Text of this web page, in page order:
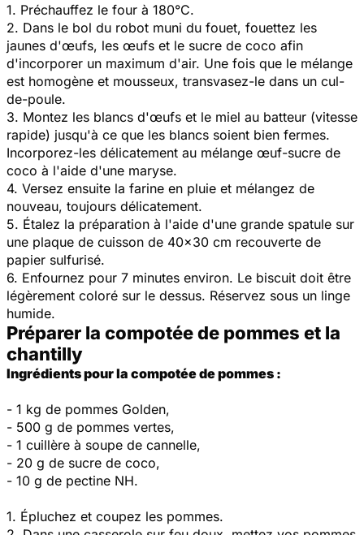
1. Préchauffez le four à 180°C.
2. Dans le bol du robot muni du fouet, fouettez les
jaunes d'œufs, les œufs et le sucre de coco afin
d'incorporer un maximum d'air. Une fois que le mélange
est homogène et mousseux, transvasez-le dans un cul-
de-poule.
3. Montez les blancs d'œufs et le miel au batteur (vitesse
rapide) jusqu'à ce que les blancs soient bien fermes.
Incorporez-les délicatement au mélange œuf-sucre de
coco à l'aide d'une maryse.
4. Versez ensuite la farine en pluie et mélangez de
nouveau, toujours délicatement.
5. Étalez la préparation à l'aide d'une grande spatule sur
une plaque de cuisson de 40x30 cm recouverte de
papier sulfurisé.
6. Enfournez pour 7 minutes environ. Le biscuit doit être
légèrement coloré sur le dessus. Réservez sous un linge
humide.
Préparer la compotée de pommes et la
chantilly
Ingrédients pour la compotée de pommes :
- 1 kg de pommes Golden,
- 500 g de pommes vertes,
- 1 cuillère à soupe de cannelle,
- 20 g de sucre de coco,
- 10 g de pectine NH.
1. Épluchez et coupez les pommes.